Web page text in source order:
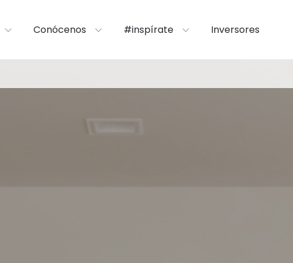
Conócenos #inspírate Inversores